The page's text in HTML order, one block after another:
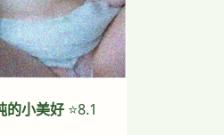
的小美好⭐8.1